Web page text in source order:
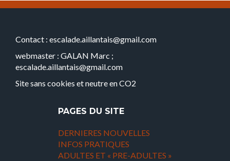
Contact : escalade.aillantais@gmail.com
webmaster : GALAN Marc ;
escalade.aillantais@gmail.com
Site sans cookies et neutre en CO2
PAGES DU SITE
DERNIERES NOUVELLES
INFOS PRATIQUES
ADULTES ET « PRE-ADULTES »